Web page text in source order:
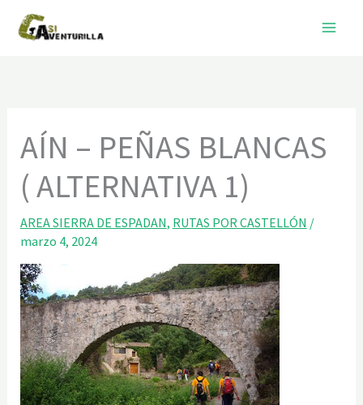
contenido
AÍN – PEÑAS BLANCAS
( ALTERNATIVA 1)
AREA SIERRA DE ESPADAN, RUTAS POR CASTELLÓN /
marzo 4, 2024